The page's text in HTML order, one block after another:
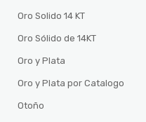
Oro Solido 14 KT
Oro Sólido de 14KT
Oro y Plata
Oro y Plata por Catalogo
Otoño